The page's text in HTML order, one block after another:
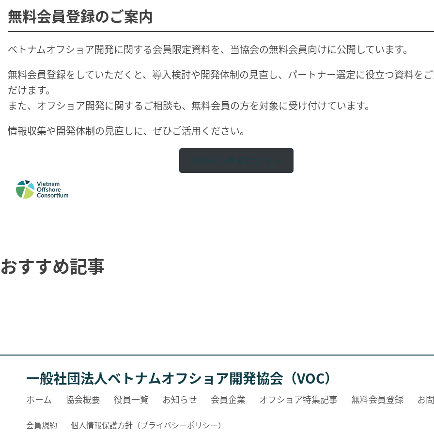
無料会員登録のご案内
ベトナムオフショア開発に関する会員限定資料を、当協会の無料会員向けに公開しています。
無料会員登録をしていただくと、導入検討や開発体制の見直し、パートナー選定に役立つ資料を
だけます。
また、オフショア開発に関するご相談も、無料会員の方を対象に受け付けています。
情報収集や開発体制の見直しに、ぜひご活用ください。
無料会員登録はこちら
おすすめ記事
一般社団法人ベトナムオフショア開発協会（VOC）
ホーム 協会概要 役員一覧 お知らせ 会員企業 オフショア特集記事 無料会員登録 お
会員規約 個人情報保護方針（プライバシーポリシー）